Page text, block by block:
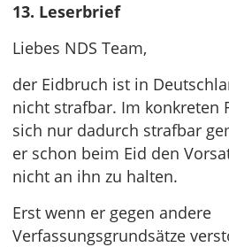
13. Leserbrief
Liebes NDS Team,
der Eidbruch ist in
nicht strafbar. Im konkreten
sich nur dadurch strafbar
er schon beim Eid den
nicht an ihn zu halten.
Erst wenn er gegen andere
Verfassungsgrundsätze